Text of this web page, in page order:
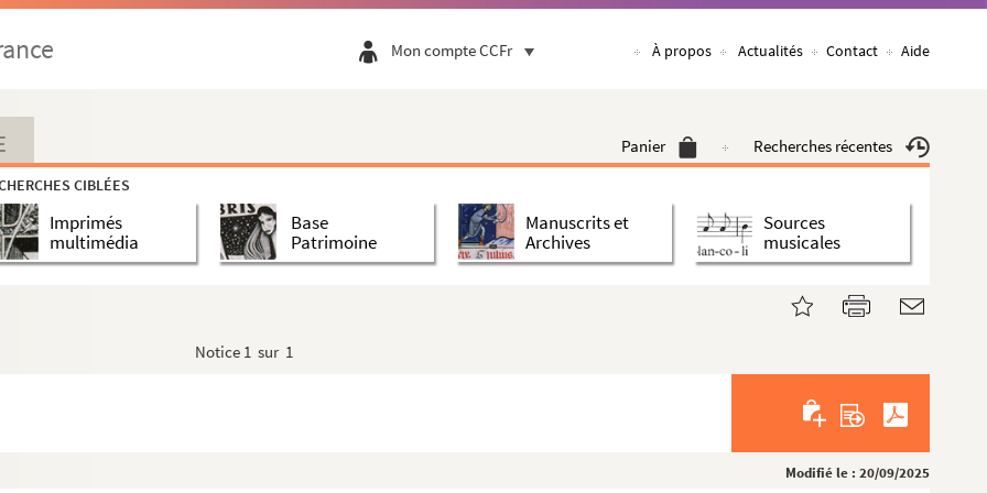
Mon compte CCFr À propos Actualités Contact Aide
Panier Recherches récentes
CIBLÉES
Imprimés
multimédia
Base
Patrimoine
Manuscrits et
Archives
Sources
musicales
Notice 1 sur 1
Modifié le : 20/09/2025